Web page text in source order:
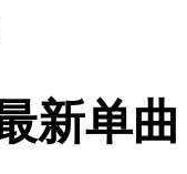
新单曲